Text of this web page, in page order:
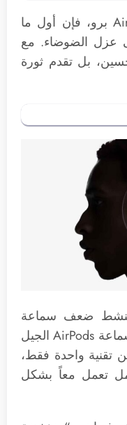
عندما نتحدث عن سماعة AirPods برو، فإن أول ما
عزل الضوضاء. مع
بل تقدم ثورة
ضعف سماعة
AirPods برو 2، وأربعة أضعاف سماعة AirPods الجيل
تقنية واحدة فقط،
تعمل معاً بشكل